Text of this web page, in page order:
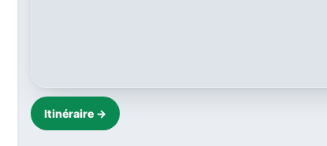
Itinéraire →